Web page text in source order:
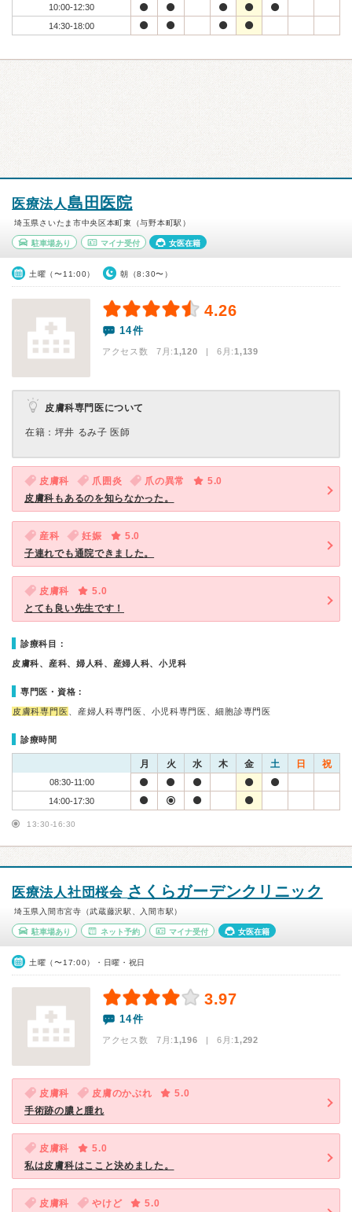
10:00-12:30
14:30-18:00
医療法人島田医院
埼玉県さいたま市中央区本町東（与野本町駅）
駐車場あり マイナ受付 女医在籍
土曜（〜11:00） 朝（8:30〜）
4.26
14件
アクセス数 7月:1,120 | 6月:1,139
皮膚科専門医について
在籍：坪井 るみ子 医師
皮膚科 爪囲炎 爪の異常
5.0
皮膚科もあるのを知らなかった。
産科 妊娠
5.0
子連れでも通院できました。
皮膚科
5.0
とても良い先生です！
診療科目：
皮膚科、産科、婦人科、産婦人科、小児科
専門医・資格：
皮膚科専門医 、産婦人科専門医、小児科専門医、細胞診専門医
診療時間
月 火 水 木 金 土 日 祝
08:30-11:00
14:00-17:30
13:30-16:30
医療法人社団桜会 さくらガーデンクリニック
埼玉県入間市宮寺（武蔵藤沢駅、入間市駅）
駐車場あり ネット予約 マイナ受付 女医在籍
土曜（〜17:00）・日曜・祝日
3.97
14件
アクセス数 7月:1,196 | 6月:1,292
皮膚科 皮膚のかぶれ
5.0
手術跡の膿と腫れ
皮膚科
5.0
私は皮膚科はここと決めました。
皮膚科 やけど
5.0